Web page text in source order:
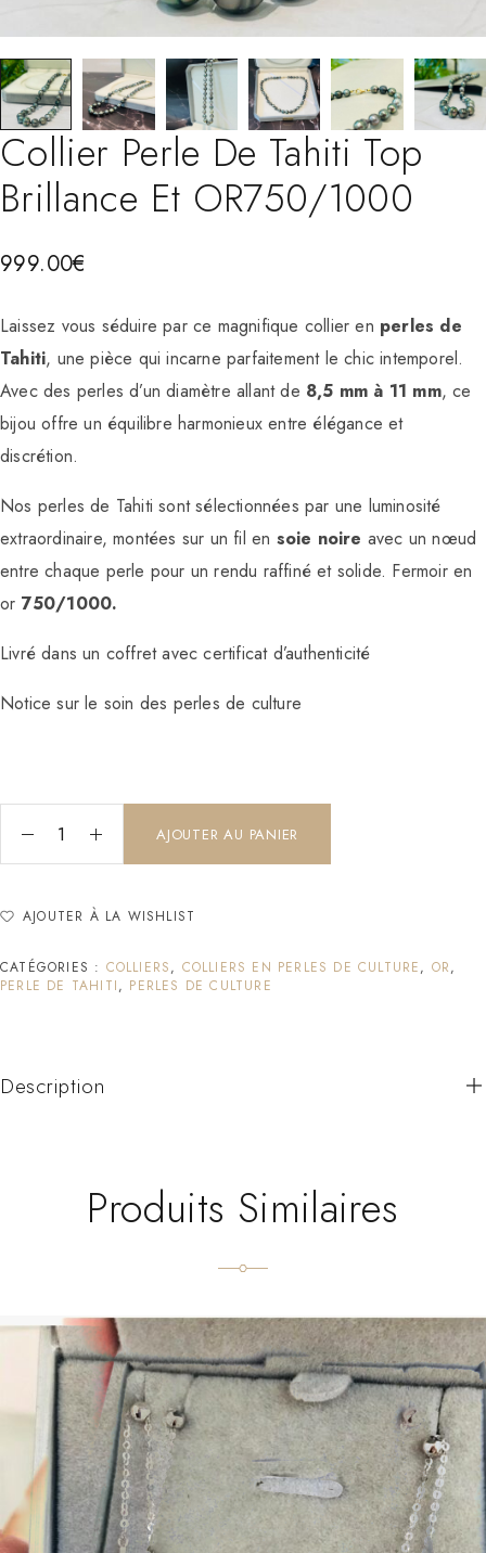
Collier Perle De Tahiti Top
Brillance Et OR750/1000
999.00€
Laissez vous séduire par ce magnifique collier en perles de
Tahiti, une pièce qui incarne parfaitement le chic intemporel.
Avec des perles d’un diamètre allant de 8,5 mm à 11 mm, ce
bijou offre un équilibre harmonieux entre élégance et
discrétion.
Nos perles de Tahiti sont sélectionnées par une luminosité
extraordinaire, montées sur un fil en soie noire avec un nœud
entre chaque perle pour un rendu raffiné et solide. Fermoir en
or 750/1000.
Livré dans un coffret avec certificat d’authenticité
Notice sur le soin des perles de culture
AJOUTER AU PANIER
AJOUTER À LA WISHLIST
CATÉGORIES : COLLIERS, COLLIERS EN PERLES DE CULTURE, OR,
PERLE DE TAHITI, PERLES DE CULTURE
Description
Produits Similaires